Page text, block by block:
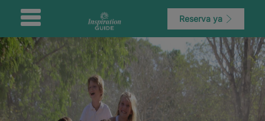
Reserva ya